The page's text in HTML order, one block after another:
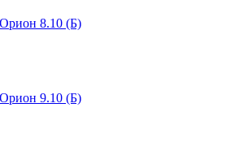
8.10 (Б)
9.10 (Б)